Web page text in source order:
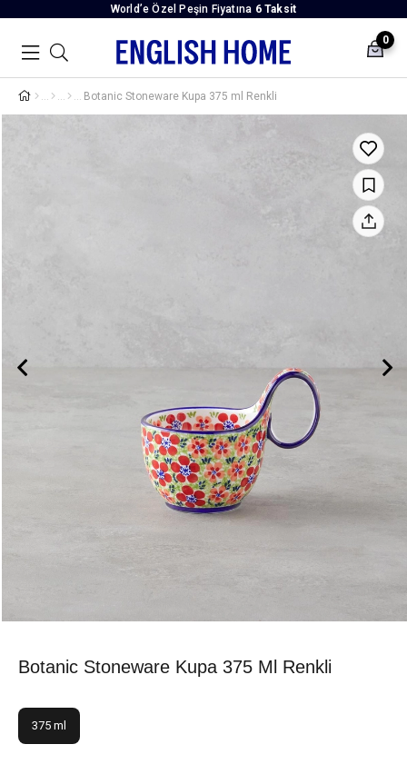
World’e Özel Peşin Fiyatına 6 Taksit
0
Botanic Stoneware Kupa 375 ml Renkli
Botanic Stoneware Kupa 375 Ml Renkli
375 ml